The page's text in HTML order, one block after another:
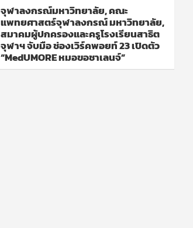
จุฬาลงกรณ์มหาวิทยาลัย, คณะ
แพทยศาสตร์จุฬาลงกรณ์ มหาวิทยาลัย,
สมาคมผู้ปกครองและครูโรงเรียนสาธิต
จุฬาฯ จับมือ ช่องเวิร์คพอยท์ 23 เปิดตัว
“MedUMORE หมอขอชาเลนจ์”